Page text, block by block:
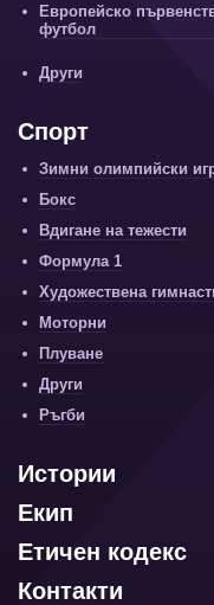
Европейско
футбол
Други
Спорт
Зимни олимпийски
Бокс
Вдигане на тежести
Формула 1
Художествена
Моторни
Плуване
Други
Ръгби
Истории
Екип
Етичен кодекс
Контакти